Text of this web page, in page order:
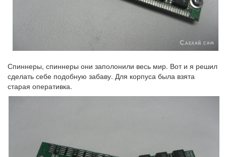
Спиннеры, спиннеры они заполонили весь мир. Вот и я решил
сделать себе подобную забаву. Для корпуса была взята
старая оперативка.